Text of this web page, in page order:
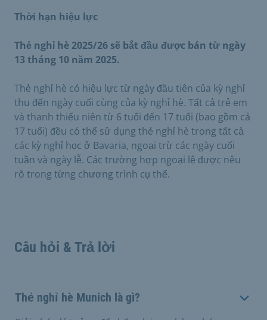
Thời hạn hiệu lực
Thẻ nghỉ hè 2025/26 sẽ bắt đầu được bán từ ngày
13 tháng 10 năm 2025.
Thẻ nghỉ hè có hiệu lực từ ngày đầu tiên của kỳ nghỉ
thu đến ngày cuối cùng của kỳ nghỉ hè. Tất cả trẻ em
và thanh thiếu niên từ 6 tuổi đến 17 tuổi (bao gồm cả
17 tuổi) đều có thể sử dụng thẻ nghỉ hè trong tất cả
các kỳ nghỉ học ở Bavaria, ngoại trừ các ngày cuối
tuần và ngày lễ. Các trường hợp ngoại lệ được nêu
rõ trong từng chương trình cụ thể.
Câu hỏi & Trả lời
Thẻ nghỉ hè Munich là gì?